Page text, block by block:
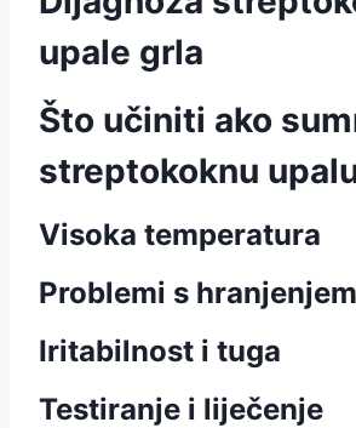
upale grla
Što učiniti ako
streptokoknu
Visoka temperatura
Problemi s hranjenjem
Iritabilnost i tuga
Testiranje i liječenje